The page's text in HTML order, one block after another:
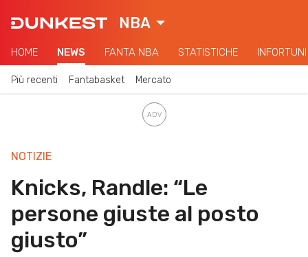
NBA
HOME NEWS FANTA NBA STATISTICHE INFORTUNI
Più recenti Fantabasket Mercato
NOTIZIE
Knicks, Randle: “Le
persone giuste al posto
giusto”